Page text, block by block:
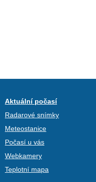
Aktuální počasí
Radarové snímky
Meteostanice
Počasí u vás
Webkamery
Teplotní mapa